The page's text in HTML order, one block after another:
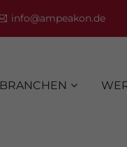
info@ampeakon.de
BRANCHEN